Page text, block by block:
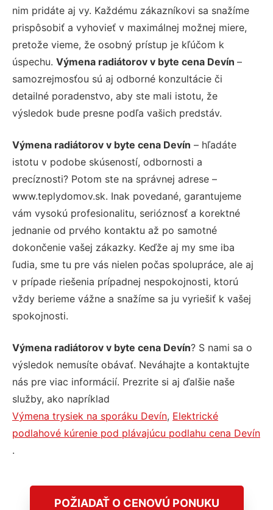
nim pridáte aj vy. Každému zákazníkovi sa snažíme
prispôsobiť a vyhovieť v maximálnej možnej miere,
pretože vieme, že osobný prístup je kľúčom k
úspechu. Výmena radiátorov v byte cena Devín –
samozrejmosťou sú aj odborné konzultácie či
detailné poradenstvo, aby ste mali istotu, že
výsledok bude presne podľa vašich predstáv.
Výmena radiátorov v byte cena Devín – hľadáte
istotu v podobe skúseností, odbornosti a
precíznosti? Potom ste na správnej adrese –
www.teplydomov.sk. Inak povedané, garantujeme
vám vysokú profesionalitu, serióznosť a korektné
jednanie od prvého kontaktu až po samotné
dokončenie vašej zákazky. Keďže aj my sme iba
ľudia, sme tu pre vás nielen počas spolupráce, ale aj
v prípade riešenia prípadnej nespokojnosti, ktorú
vždy berieme vážne a snažíme sa ju vyriešiť k vašej
spokojnosti.
Výmena radiátorov v byte cena Devín? S nami sa o
výsledok nemusíte obávať. Neváhajte a kontaktujte
nás pre viac informácií. Prezrite si aj ďalšie naše
služby, ako napríklad
Výmena trysiek na sporáku Devín, Elektrické
podlahové kúrenie pod plávajúcu podlahu cena Devín
.
POŽIADAŤ O CENOVÚ PONUKU